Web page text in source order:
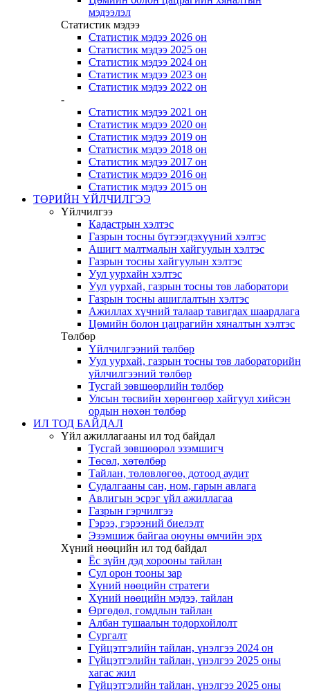
мэдээлэл
Статистик мэдээ
Статистик мэдээ 2026 он
Статистик мэдээ 2025 он
Статистик мэдээ 2024 он
Статистик мэдээ 2023 он
Статистик мэдээ 2022 он
-
Статистик мэдээ 2021 он
Статистик мэдээ 2020 он
Статистик мэдээ 2019 он
Статистик мэдээ 2018 он
Статистик мэдээ 2017 он
Статистик мэдээ 2016 он
Статистик мэдээ 2015 он
ТӨРИЙН ҮЙЛЧИЛГЭЭ
Үйлчилгээ
Кадастрын хэлтэс
Газрын тосны бүтээгдэхүүний хэлтэс
Ашигт малтмалын хайгуулын хэлтэс
Газрын тосны хайгуулын хэлтэс
Уул уурхайн хэлтэс
Уул уурхай, газрын тосны төв лаборатори
Газрын тосны ашиглалтын хэлтэс
Ажиллах хүчний талаар тавигдах шаардлага
Цөмийн болон цацрагийн хяналтын хэлтэс
Төлбөр
Үйлчилгээний төлбөр
Уул уурхай, газрын тосны төв лабораторийн
үйлчилгээний төлбөр
Тусгай зөвшөөрлийн төлбөр
Улсын төсвийн хөрөнгөөр хайгуул хийсэн
ордын нөхөн төлбөр
ИЛ ТОД БАЙДАЛ
Үйл ажиллагааны ил тод байдал
Тусгай зөвшөөрөл эзэмшигч
Төсөл, хөтөлбөр
Тайлан, төлөвлөгөө, дотоод аудит
Судалгааны сан, ном, гарын авлага
Авлигын эсрэг үйл ажиллагаа
Газрын гэрчилгээ
Гэрээ, гэрээний биелэлт
Эзэмшиж байгаа оюуны өмчийн эрх
Хүний нөөцийн ил тод байдал
Ёс зүйн дэд хорооны тайлан
Сул орон тооны зар
Хүний нөөцийн стратеги
Хүний нөөцийн мэдээ, тайлан
Өргөдөл, гомдлын тайлан
Албан тушаалын тодорхойлолт
Сургалт
Гүйцэтгэлийн тайлан, үнэлгээ 2024 он
Гүйцэтгэлийн тайлан, үнэлгээ 2025 оны
хагас жил
Гүйцэтгэлийн тайлан, үнэлгээ 2025 оны